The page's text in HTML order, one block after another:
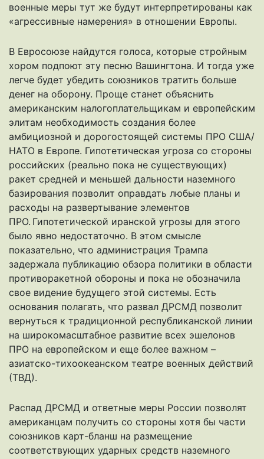
военные меры тут же будут интерпретированы как
«агрессивные намерения» в отношении Европы.
В Евросоюзе найдутся голоса, которые стройным
хором подпоют эту песню Вашингтона. И тогда уже
легче будет убедить союзников тратить больше
денег на оборону. Проще станет объяснить
американским налогоплательщикам и европейским
элитам необходимость создания более
амбициозной и дорогостоящей системы ПРО США/
НАТО в Европе. Гипотетическая угроза со стороны
российских (реально пока не существующих)
ракет средней и меньшей дальности наземного
базирования позволит оправдать любые планы и
расходы на развертывание элементов
ПРО. Гипотетической иранской угрозы для этого
было явно недостаточно. В этом смысле
показательно, что администрация Трампа
задержала публикацию обзора политики в области
противоракетной обороны и пока не обозначила
свое видение будущего этой системы. Есть
основания полагать, что развал ДРСМД позволит
вернуться к традиционной республиканской линии
на широкомасштабное развитие всех эшелонов
ПРО на европейском и еще более важном –
азиатско-тихоокеанском театре военных действий
(ТВД).
Распад ДРСМД и ответные меры России позволят
американцам получить со стороны хотя бы части
союзников карт-бланш на размещение
соответствующих ударных средств наземного